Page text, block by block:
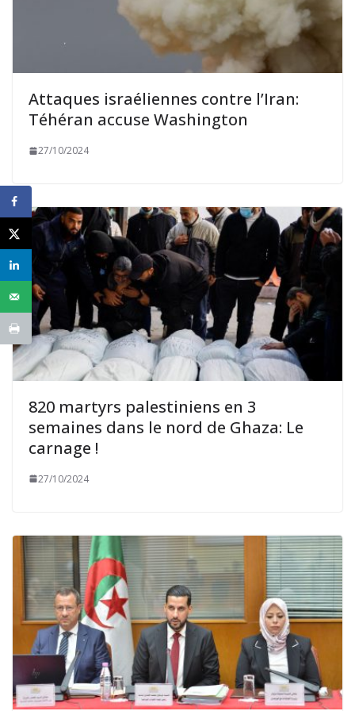
Attaques israéliennes contre l’Iran:
Téhéran accuse Washington
27/10/2024
820 martyrs palestiniens en 3
semaines dans le nord de Ghaza: Le
carnage !
27/10/2024